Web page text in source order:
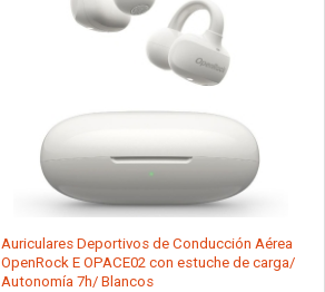
Auriculares Deportivos de Conducción Aérea
OpenRock E OPACE02 con estuche de carga/
Autonomía 7h/ Blancos